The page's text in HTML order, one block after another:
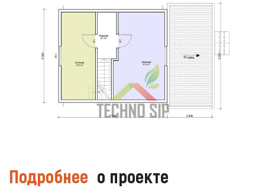
Подробнее о проекте